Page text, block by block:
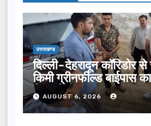
उत्तराखण्ड
दिल्ली-देहरादून कॉरिडोर
किमी ग्रीनफील्ड बाईपास
किया निरीक्षण…
AUGUST 6, 2026